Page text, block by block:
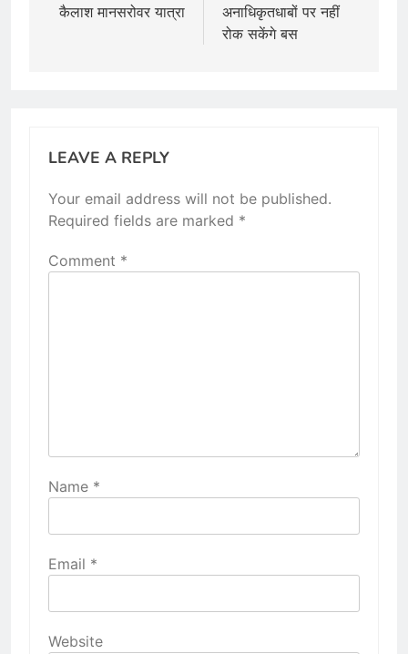
कैलाश मानसरोवर यात्रा
अना​धिकृतधाबों पर नहीं
रोक सकेंगे बस
LEAVE A REPLY
Your email address will not be published.
Required fields are marked *
Comment *
Name *
Email *
Website